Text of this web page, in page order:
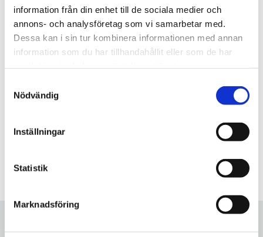
information från din enhet till de sociala medier och
annons- och analysföretag som vi samarbetar med.
Dessa kan i sin tur kombinera informationen med annan
information som du har tillhandahållit eller som de har
Nödvändig
Inställningar
Statistik
Marknadsföring